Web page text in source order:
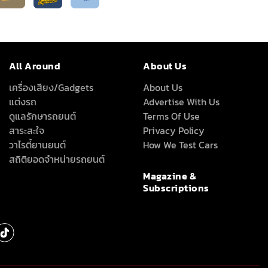
All Around
เครื่องเสียง/Gadgets
แต่งรถ
ดูแลรักษารถยนต์
สาระสะใจ
วาไรตี้ยานยนต์
สถิติยอดจำหน่ายรถยนต์
About Us
About Us
Advertise With Us
Terms Of Use
Privacy Policy
How We Test Cars
Magazine &
Subscriptions